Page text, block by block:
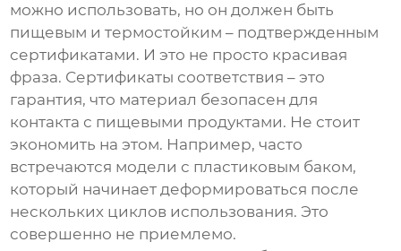
можно использовать, но он должен быть
пищевым и термостойким – подтвержденным
сертификатами. И это не просто красивая
фраза. Сертификаты соответствия – это
гарантия, что материал безопасен для
контакта с пищевыми продуктами. Не стоит
экономить на этом. Например, часто
встречаются модели с пластиковым баком,
который начинает деформироваться после
нескольких циклов использования. Это
совершенно не приемлемо.